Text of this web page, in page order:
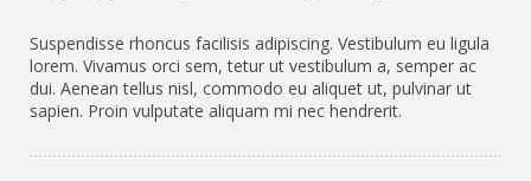
Suspendisse rhoncus facilisis adipiscing. Vestibulum eu ligula
lorem. Vivamus orci sem, tetur ut vestibulum a, semper ac
dui. Aenean tellus nisl, commodo eu aliquet ut, pulvinar ut
sapien. Proin vulputate aliquam mi nec hendrerit.